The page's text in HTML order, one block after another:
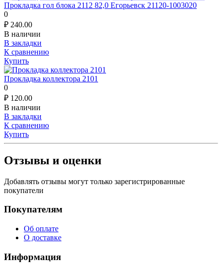
Прокладка гол блока 2112 82,0 Егорьевск 21120-1003020
0
₽ 240.00
В наличии
В закладки
К сравнению
Купить
Прокладка коллектора 2101
0
₽ 120.00
В наличии
В закладки
К сравнению
Купить
Отзывы и оценки
Добавлять отзывы могут только зарегистрированные
покупатели
Покупателям
Об оплате
О доставке
Информация